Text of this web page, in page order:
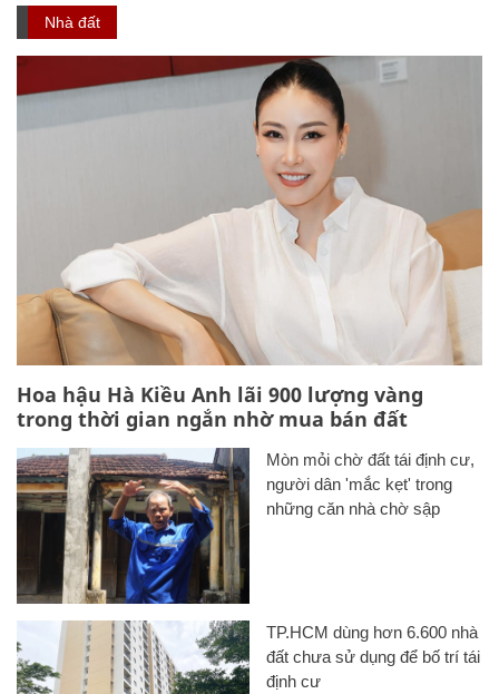
Nhà đất
Hoa hậu Hà Kiều Anh lãi 900 lượng vàng
trong thời gian ngắn nhờ mua bán đất
Mòn mỏi chờ đất tái định cư,
người dân 'mắc kẹt' trong
những căn nhà chờ sập
TP.HCM dùng hơn 6.600 nhà
đất chưa sử dụng để bố trí tái
định cư